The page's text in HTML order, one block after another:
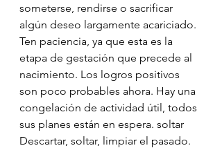
someterse, rendirse o sacrificar
algún deseo largamente acariciado.
Ten paciencia, ya que esta es la
etapa de gestación que precede al
nacimiento. Los logros positivos
son poco probables ahora. Hay una
congelación de actividad útil, todos
sus planes están en espera. soltar
Descartar, soltar, limpiar el pasado.